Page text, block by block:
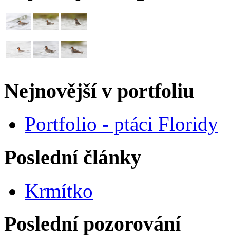
Nejnovější v portfoliu
Portfolio - ptáci Floridy
Poslední články
Krmítko
Poslední pozorování